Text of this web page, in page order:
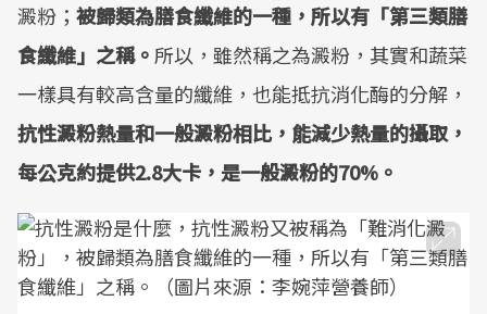
澱粉； 被歸類為膳食纖維的一種，所以有「第三類膳
食纖維」之稱。 所以，雖然稱之為澱粉，其實和蔬菜
一樣具有較高含量的纖維，也能抵抗消化酶的分解，
抗性澱粉熱量和一般澱粉相比，能減少熱量的攝取，
每公克約提供2.8大卡，是一般澱粉的70%。